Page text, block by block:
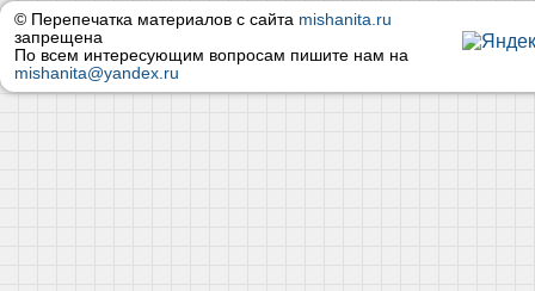
© Перепечатка материалов с сайта mishanita.ru
запрещена
По всем интересующим вопросам пишите нам на
mishanita@yandex.ru